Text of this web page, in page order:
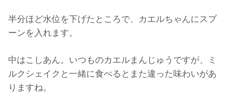
半分ほど水位を下げたところで、カエルちゃんにスプ
ーンを入れます。
中はこしあん。いつものカエルまんじゅうですが、ミ
ルクシェイクと一緒に食べるとまた違った味わいがあ
りますね。